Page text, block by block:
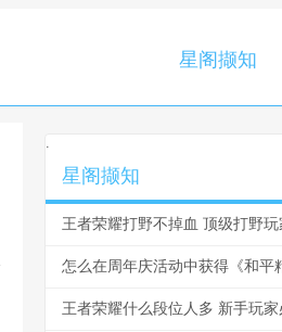
星阁撷知
.
星阁撷知
王者荣耀打野不掉血 顶级打野
怎么在周年庆活动中获得《和平